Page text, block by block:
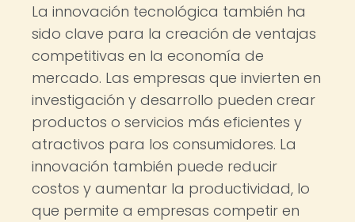
La innovación tecnológica también ha
sido clave para la creación de ventajas
competitivas en la economía de
mercado. Las empresas que invierten en
investigación y desarrollo pueden crear
productos o servicios más eficientes y
atractivos para los consumidores. La
innovación también puede reducir
costos y aumentar la productividad, lo
que permite a empresas competir en